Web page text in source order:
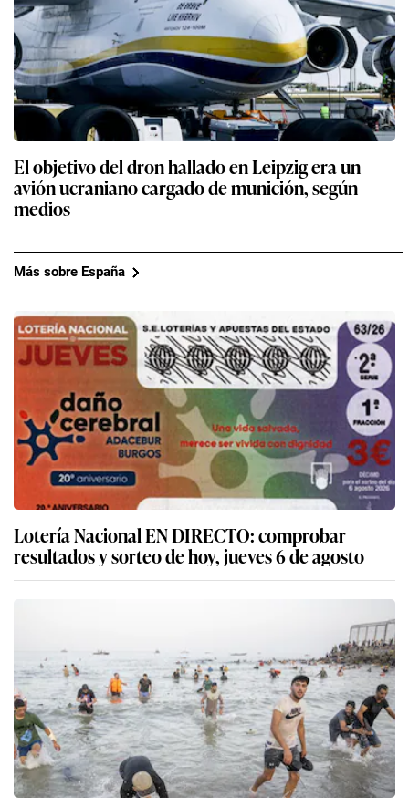
El objetivo del dron hallado en Leipzig era un
avión ucraniano cargado de munición, según
medios
Más sobre España
Lotería Nacional EN DIRECTO: comprobar
resultados y sorteo de hoy, jueves 6 de agosto